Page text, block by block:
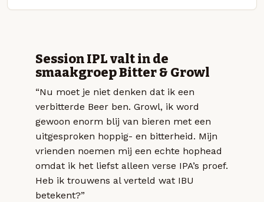
Session IPL valt in de
smaakgroep Bitter & Growl
“Nu moet je niet denken dat ik een
verbitterde Beer ben. Growl, ik word
gewoon enorm blij van bieren met een
uitgesproken hoppig- en bitterheid. Mijn
vrienden noemen mij een echte hophead
omdat ik het liefst alleen verse IPA’s proef.
Heb ik trouwens al verteld wat IBU
betekent?”